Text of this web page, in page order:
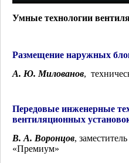
Умные технологии
Размещение наружных
А. Ю. Милованов,
Передовые инженерные
вентиляционных
В. А. Воронцов,
«Премиум»